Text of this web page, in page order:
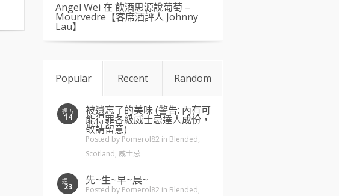
Angel Wei 在 飲酒思源說葡萄 –
Mourvedre【客席酒評人 Johnny
Lau】
Popular Recent Random
週五
14
被遺忘了的美味 (警告: 內有可
能得罪各級威士忌達人成份，
敬請留意)
Posted by Pomerol82 in Blended,
Scotland, 威士忌
週二
23
先~生~早~晨~
Posted by Pomerol82 in Blended,